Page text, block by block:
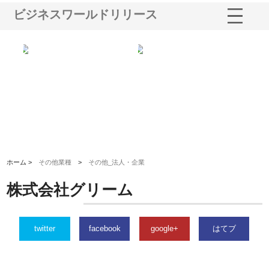
ビジネスワールドリリース
ホーム > その他業種 > その他_法人・企業
株式会社グリーム
twitter facebook google+ はてブ